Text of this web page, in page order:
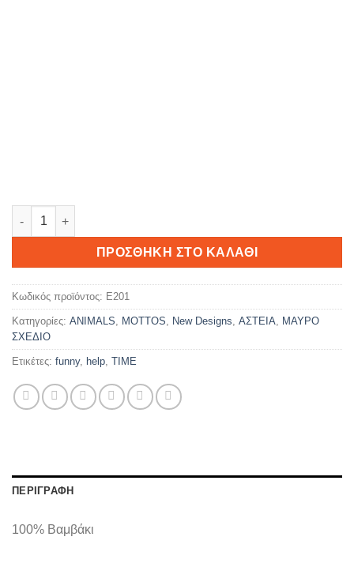
Thug Life ποσότητα
ΠΡΟΣΘΉΚΗ ΣΤΟ ΚΑΛΆΘΙ
Κωδικός προϊόντος: E201
Κατηγορίες: ANIMALS MOTTOS New Designs ΑΣΤΕΙΑ
ΜΑΥΡΟ
ΣΧΕΔΙΟ
Ετικέτες: funny, help TIME
ΠΕΡΙΓΡΑΦΉ
100% Βαμβάκι